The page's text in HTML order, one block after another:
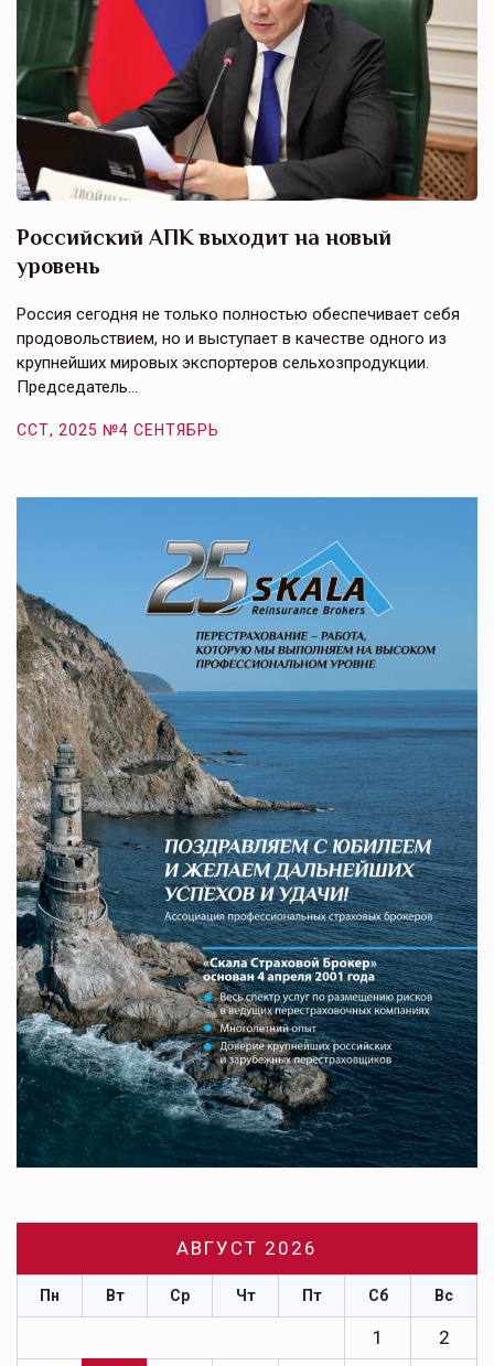
Российский АПК выходит на новый
уровень
Россия сегодня не только полностью обеспечивает себя
продовольствием, но и выступает в качестве одного из
крупнейших мировых экспортеров сельхозпродукции.
Председатель…
ССТ, 2025 №4 СЕНТЯБРЬ
АВГУСТ 2026
Пн Вт Ср Чт Пт Сб Вс
1
2